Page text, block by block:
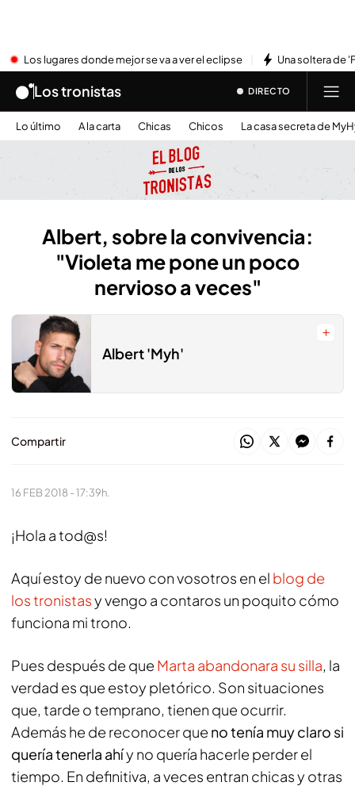
Los lugares donde mejor se va a ver el eclipse Una soltera de
Los tronistas DIRECTO
Lo último A la carta Chicas Chicos La casa secreta de
Albert, sobre la convivencia:
"Violeta me pone un poco
nervioso a veces"
Albert 'Myh'
Compartir
16 FEB 2018 - 17:39h.
¡Hola a tod@s!
Aquí estoy de nuevo con vosotros en el blog de
los tronistasy vengo a contaros un poquito cómo
funciona mi trono.
Pues después de que Marta abandonara su silla, la
verdad es que estoy pletórico. Son situaciones
que, tarde o temprano, tienen que ocurrir.
Además he de reconocer que no tenía muy claro si
quería tenerla ahíy no quería hacerle perder el
tiempo. En definitiva, a veces entran chicas y otras